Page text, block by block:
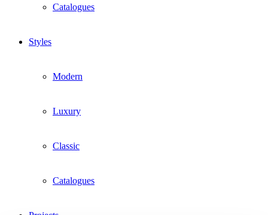
Catalogues
Styles
Modern
Luxury
Classic
Catalogues